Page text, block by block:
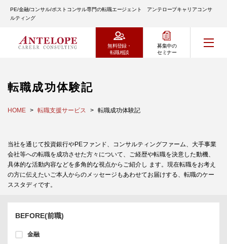
PE/金融/コンサル/ポストコンサル専門の転職エージェント アンテロープキャリアコンサ
ルティング
無料登録・
転職相談
募集中の
セミナー
転職成功体験記
HOME 転職支援サービス 転職成功体験記
当社を通じて投資銀行やPEファンド、コンサルティングファーム、大手事業
会社等への転職を成功させた方々について、ご経歴や転職を決意した動機、
具体的な活動内容などを多角的な視点からご紹介し ます。現在転職をお考え
の方に伝えたいご本人からのメッセージもあわせてお届けする、転職のケー
ススタディです。
BEFORE(前職)
金融